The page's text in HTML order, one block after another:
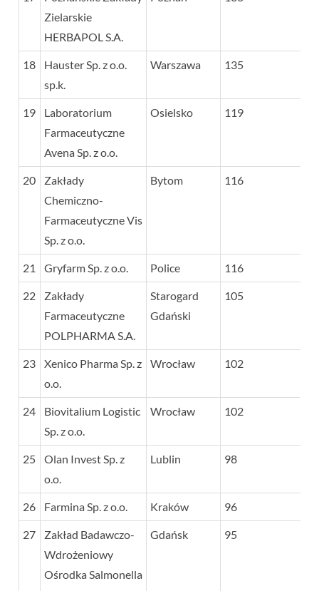
Zielarskie
HERBAPOL S.A.
18
Hauster Sp. z o.o.
sp.k.
Warszawa 135
19
Laboratorium
Farmaceutyczne
Avena Sp. z o.o.
Osielsko 119
20
Zakłady
Chemiczno-
Farmaceutyczne Vis
Sp. z o.o.
Bytom 116
21 Gryfarm Sp. z o.o. Police 116
22
Zakłady
Farmaceutyczne
POLPHARMA S.A.
Starogard
Gdański
105
23
Xenico Pharma Sp. z
o.o.
Wrocław 102
24
Biovitalium Logistic
Sp. z o.o.
Wrocław 102
25
Olan Invest Sp. z
o.o.
Lublin 98
26 Farmina Sp. z o.o. Kraków 96
27
Zakład Badawczo-
Wdrożeniowy
Ośrodka Salmonella
Gdańsk 95